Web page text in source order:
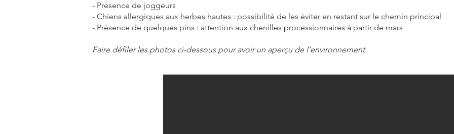
- Présence de joggeurs
- Chiens allergiques aux herbes hautes : possibilité de les éviter en restant sur le chemin principal
- Présence de quelques pins : attention aux chenilles processionnaires à partir de mars
Faire défiler les photos ci-dessous pour avoir un aperçu de l'environnement.